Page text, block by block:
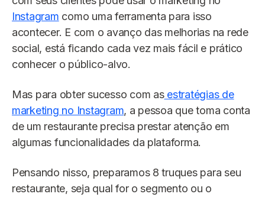
Instagram como uma ferramenta para isso
acontecer. E com o avanço das melhorias na rede
social, está ficando cada vez mais fácil e prático
conhecer o público-alvo.
Mas para obter sucesso com asestratégias de
marketing no Instagram, a pessoa que toma conta
de um restaurante precisa prestar atenção em
algumas funcionalidades da plataforma.
Pensando nisso, preparamos 8 truques para seu
restaurante, seja qual for o segmento ou o